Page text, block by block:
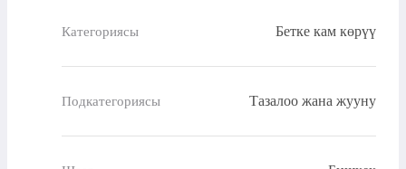
Категориясы Бетке кам көрүү
Подкатегориясы Тазалоо жана жууну